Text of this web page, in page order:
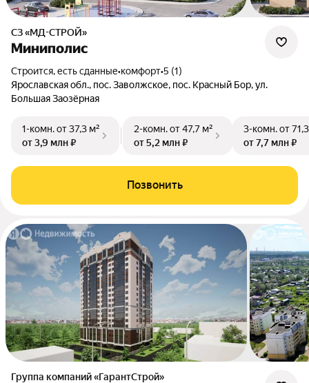
СЗ «МД-СТРОЙ»
Миниполис
Строится, есть сданные•комфорт•5 (1)
Ярославская обл., пос. Заволжское, пос. Красный Бор, ул.
Большая Заозёрная
1-комн.от 37,3 м²
от 3,9 млн ₽
2-комн.от 47,7 м²
от 5,2 млн ₽
3-комн.от
от 7,7 млн ₽
Позвонить
Группа компаний «ГарантСтрой»